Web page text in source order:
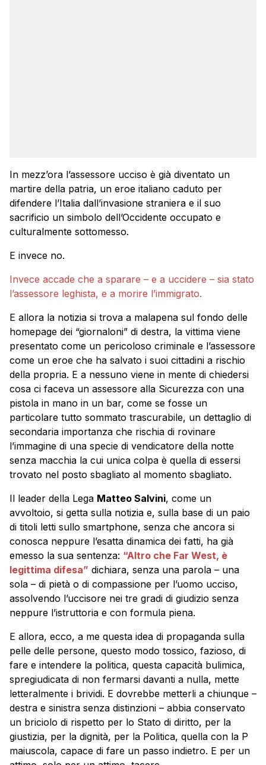
In mezz’ora l’assessore ucciso è già diventato un
martire della patria, un eroe italiano caduto per
difendere l’Italia dall’invasione straniera e il suo
sacrificio un simbolo dell’Occidente occupato e
culturalmente sottomesso.
E invece no.
Invece accade che a sparare – e a uccidere – sia stato
l’assessore leghista, e a morire l’immigrato.
E allora la notizia si trova a malapena sul fondo delle
homepage dei “giornaloni” di destra, la vittima viene
presentato come un pericoloso criminale e l’assessore
come un eroe che ha salvato i suoi cittadini a rischio
della propria. E a nessuno viene in mente di chiedersi
cosa ci faceva un assessore alla Sicurezza con una
pistola in mano in un bar, come se fosse un
particolare tutto sommato trascurabile, un dettaglio di
secondaria importanza che rischia di rovinare
l’immagine di una specie di vendicatore della notte
senza macchia la cui unica colpa è quella di essersi
trovato nel posto sbagliato al momento sbagliato.
Il leader della Lega Matteo Salvini, come un
avvoltoio, si getta sulla notizia e, sulla base di un paio
di titoli letti sullo smartphone, senza che ancora si
conosca neppure l’esatta dinamica dei fatti, ha già
emesso la sua sentenza: “Altro che Far West, è
legittima difesa” dichiara, senza una parola – una
sola – di pietà o di compassione per l’uomo ucciso,
assolvendo l’uccisore nei tre gradi di giudizio senza
neppure l’istruttoria e con formula piena.
E allora, ecco, a me questa idea di propaganda sulla
pelle delle persone, questo modo tossico, fazioso, di
fare e intendere la politica, questa capacità bulimica,
spregiudicata di non fermarsi davanti a nulla, mette
letteralmente i brividi. E dovrebbe metterli a chiunque –
destra e sinistra senza distinzioni – abbia conservato
un briciolo di rispetto per lo Stato di diritto, per la
giustizia, per la dignità, per la Politica, quella con la P
maiuscola, capace di fare un passo indietro. E per un